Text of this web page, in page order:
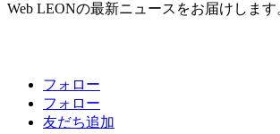
Web LEONの最新ニュースをお届けします
フォロー
フォロー
友だち追加